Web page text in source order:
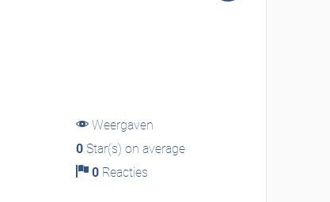
Weergaven
0 Star(s) on average
0 Reacties